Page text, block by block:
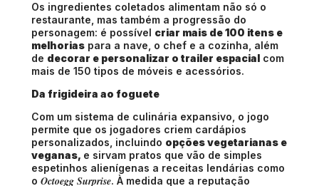
Os ingredientes coletados alimentam não só o
restaurante, mas também a progressão do
personagem: é possível criar mais de 100 itens e
melhorias para a nave, o chef e a cozinha, além
de decorar e personalizar o trailer espacial com
mais de 150 tipos de móveis e acessórios.
Da frigideira ao foguete
Com um sistema de culinária expansivo, o jogo
permite que os jogadores criem cardápios
personalizados, incluindo opções vegetarianas e
veganas, e sirvam pratos que vão de simples
espetinhos alienígenas a receitas lendárias como
o Octoegg Surprise. À medida que a reputação